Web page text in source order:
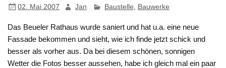
02. Mai 2007 Jan Baustelle Bauwerke
Das Beueler Rathaus wurde saniert und hat u.a. eine neue
Fassade bekommen und sieht, wie ich finde jetzt schick und
besser als vorher aus. Da bei diesem schönen, sonnigen
Wetter die Fotos besser aussehen, habe ich gleich mal ein paar